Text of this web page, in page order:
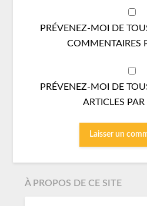
PRÉVENEZ-MOI DE
COMMENTAIRES
PRÉVENEZ-MOI DE
ARTICLES
À PROPOS DE CE SITE